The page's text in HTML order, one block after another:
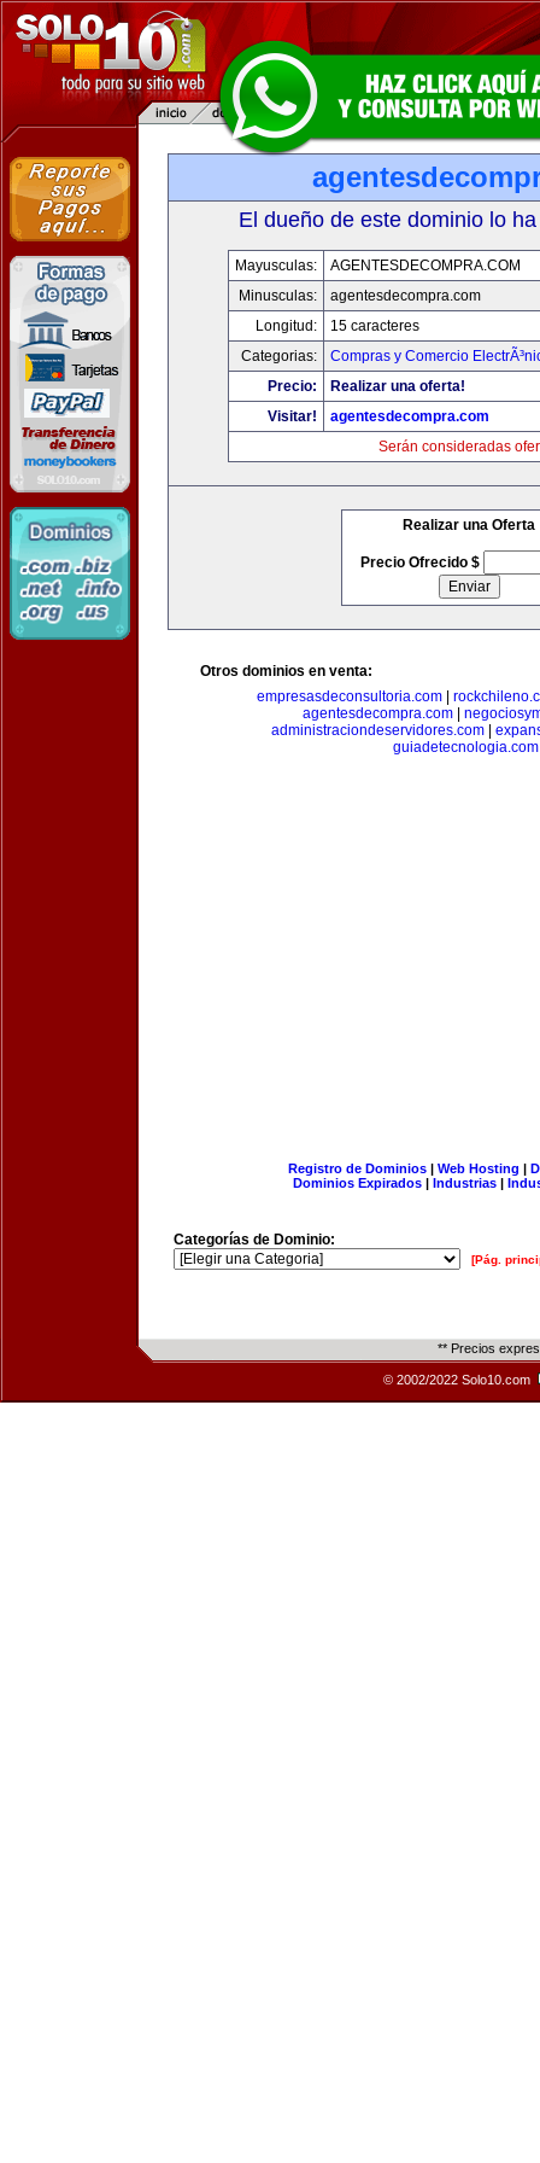
El dueño de este dominio lo
Mayusculas:
AGENTESDECOMPRA.COM
Minusculas:
agentesdecompra.com
Longitud:
15 caracteres
Categorias:
Compras y Comercio
Precio:
Realizar una oferta!
Visitar!
agentesdecompra.com
Serán consideradas
Realizar una Oferta
Precio Ofrecido $
Otros dominios en venta:
empresasdeconsultoria.com
agentesdecompra.com|
administraciondeservidores.com
guiadetecnologia.com
Registro de Dominios| Web Hosting |
Dominios Expirados | Industrias |
Categorías de Dominio:
[Pág.
** Precios
© 2002/2022 Solo10.com